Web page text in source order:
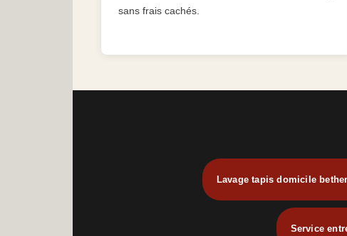
sans frais cachés.
Lavage tapis domicile
Service